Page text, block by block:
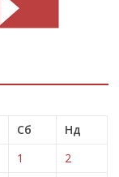
Сб
Нд
1
2